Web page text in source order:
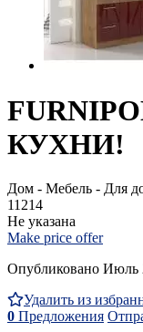
КУХНИ!
Дом - Мебель - Для
11214
Не указана
Make price offer
Опубликовано Июль
Удалить из
0 Предложения